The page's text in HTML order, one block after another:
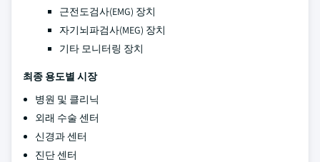
근전도검사(EMG) 장치
자기뇌파검사(MEG) 장치
기타 모니터링 장치
최종 용도별 시장
병원 및 클리닉
외래 수술 센터
신경과 센터
진단 센터